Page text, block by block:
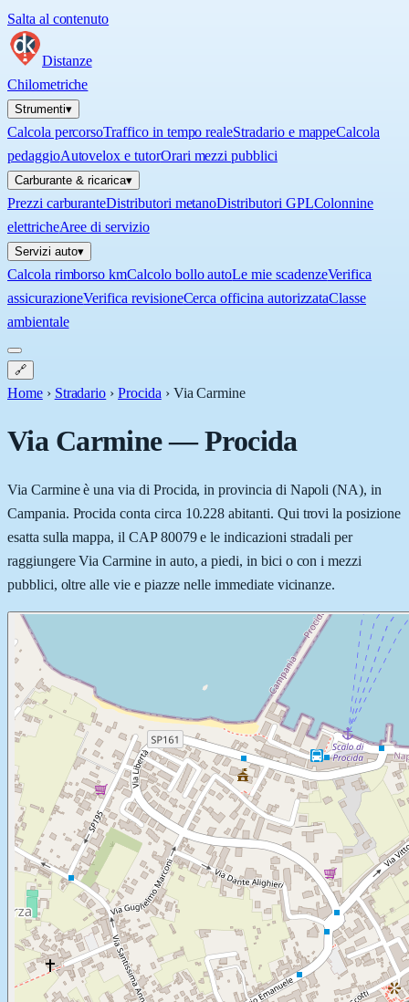
Salta al contenuto
Distanze
Chilometriche
Strumenti▾
Calcola percorsoTraffico in tempo realeStradario e mappeCalcola
pedaggioAutovelox e tutorOrari mezzi pubblici
Carburante & ricarica▾
Prezzi carburanteDistributori metanoDistributori GPLColonnine
elettricheAree di servizio
Servizi auto▾
Calcola rimborso kmCalcolo bollo autoLe mie scadenzeVerifica
assicurazioneVerifica revisioneCerca officina autorizzataClasse
ambientale
🔗
Home › Stradario › Procida › Via Carmine
Via Carmine—Procida
Via Carmine è una via di Procida, in provincia di Napoli (NA), in
Campania. Procida conta circa 10.228 abitanti. Qui trovi la posizione
esatta sulla mappa, il CAP 80079 e le indicazioni stradali per
raggiungere Via Carmine in auto, a piedi, in bici o con i mezzi
pubblici, oltre alle vie e piazze nelle immediate vicinanze.